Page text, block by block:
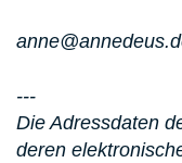
---
Die Adressdaten
deren